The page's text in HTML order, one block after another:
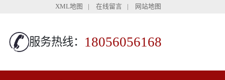
XML地图 在线留言 网站地图
服务热线： 18056056168